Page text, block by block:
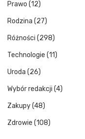
Prawo (12)
Rodzina (27)
Różności (298)
Technologie (11)
Uroda (26)
Wybór redakcji (4)
Zakupy(48)
Zdrowie (108)